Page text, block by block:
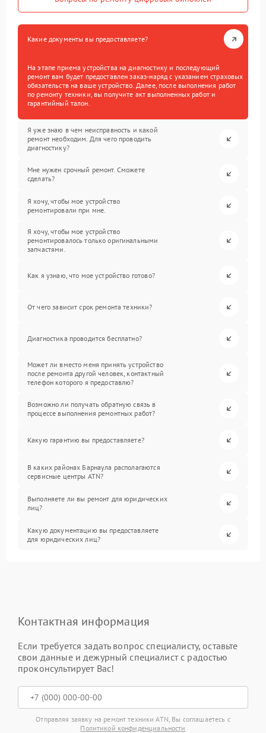
Какие документы вы предоставляете?
На этапе приема устройства на диагностику и последующий
ремонт вам будет предоставлен заказ-наряд с указанием страховых
обязательств на ваше устройство. Далее, после выполнения работ
по ремонту техники, вы получите акт выполненных работ и
гарантийный талон.
Я уже знаю в чем неисправность и какой
ремонт необходим. Для чего проводить
диагностику?
Мне нужен срочный ремонт. Сможете
сделать?
Я хочу, чтобы мое устройство
ремонтировали при мне.
Я хочу, чтобы мое устройство
ремонтировалось только оригинальными
запчастями.
Как я узнаю, что мое устройство готово?
От чего зависит срок ремонта техники?
Диагностика проводится бесплатно?
Может ли вместо меня принять устройство
после ремонта другой человек, контактный
телефон которого я предоставлю?
Возможно ли получать обратную связь в
процессе выполнения ремонтных работ?
Какую гарантию вы предоставляете?
В каких районах Барнаула располагаются
сервисные центры ATN?
Выполняете ли вы ремонт для юридических
лиц?
Какую документацию вы предоставляете
для юридических лиц?
Контактная информация
Если требуется задать вопрос специалисту, оставьте
свои данные и дежурный специалист с радостью
проконсультирует Вас!
Отправляя заявку на ремонт техники ATN, Вы соглашаетесь с
Политикой конфиденциальности